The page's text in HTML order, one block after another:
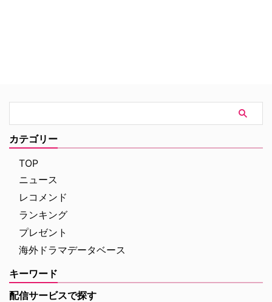
カテゴリー
TOP
ニュース
レコメンド
ランキング
プレゼント
海外ドラマデータベース
キーワード
配信サービスで探す